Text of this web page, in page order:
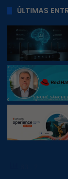
ÚLTIMAS